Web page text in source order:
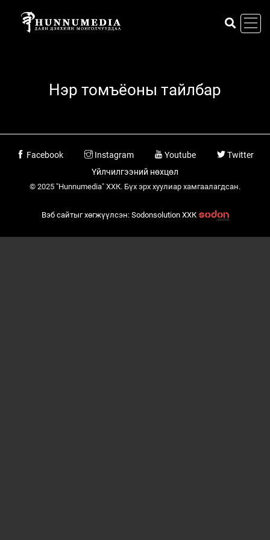
Нэр томъёоны тайлбар
Facebook Instagram Youtube
Twitter
Үйлчилгээний нөхцөл
© 2025 "Hunnumedia" ХХК. Бүх эрх хуулиар хамгаалагдсан.
Вэб сайтыг хөгжүүлсэн: Sodonsolution ХХК